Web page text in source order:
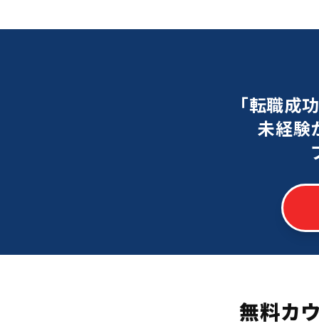
「転職成
未経験
無料カ